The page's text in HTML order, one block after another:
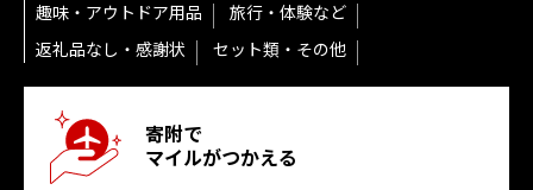
趣味・アウトドア用品
旅行・体験など
返礼品なし・感謝状
セット類・その他
寄附で
マイルがつかえる